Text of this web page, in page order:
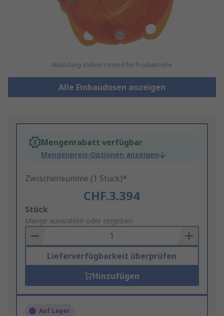
Abbildung stellvertretend für Produktreihe
Alle Einbaudosen anzeigen
Mengenrabatt verfügbar
Mengenpreis-Optionen anzeigen
Zwischensumme (1 Stück)*
CHF.3.394
Add
to
Basket
Stück
Menge auswählen oder eingeben
Lieferverfügbarkeit überprüfen
Hinzufügen
Auf Lager